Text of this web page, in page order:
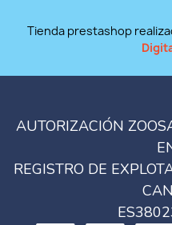
Tienda prestashop
AUTORIZACIÓN
REGISTRO DE